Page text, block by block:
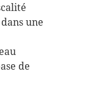
une
de